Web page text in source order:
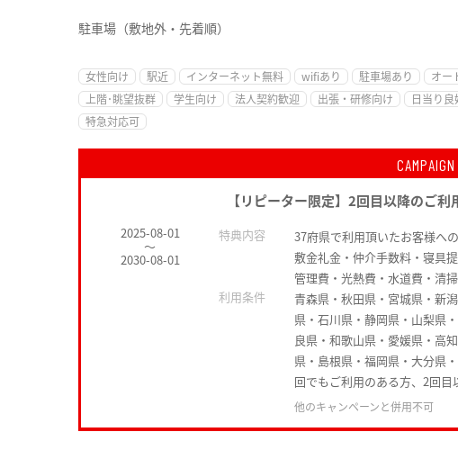
駐車場（敷地外・先着順）
女性向け 駅近 インターネット無料 wifiあり 駐車場あり オー
上階･眺望抜群
学生向け 法人契約歓迎 出張・研修向け 日当り良
特急対応可
CAMPAIGN
【リピーター限定】2回目以降のご
2025-08-01
～
2030-08-01
特典内容
37府県で利用頂いたお客様へ
敷金礼金・仲介手数料・寝具
管理費・光熱費・水道費・清
利用条件
青森県・秋田県・宮城県・新
県・石川県・静岡県・山梨県
良県・和歌山県・愛媛県・高
県・島根県・福岡県・大分県
回でもご利用のある方、2回目
他のキャンペーンと併用不可